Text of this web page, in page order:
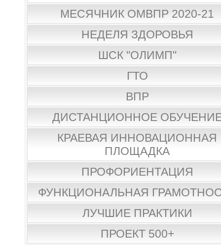
МЕСЯЧНИК ОМВПР 2020-21
НЕДЕЛЯ ЗДОРОВЬЯ
ШСК "ОЛИМП"
ГТО
ВПР
ДИСТАНЦИОННОЕ
КРАЕВАЯ ИННОВАЦИОННАЯ
ПЛОЩАДКА
ПРОФОРИЕНТАЦИЯ
ФУНКЦИОНАЛЬНАЯ
ЛУЧШИЕ ПРАКТИКИ
ПРОЕКТ 500+